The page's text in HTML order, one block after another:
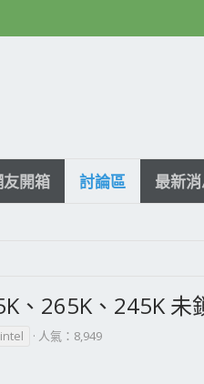
友開箱 討論區 最新
、265K、245K 未
intel 人氣：8,949